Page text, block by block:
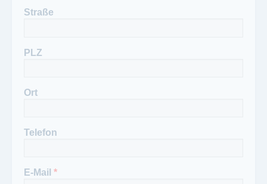
Straße
PLZ
Ort
Telefon
E-Mail *